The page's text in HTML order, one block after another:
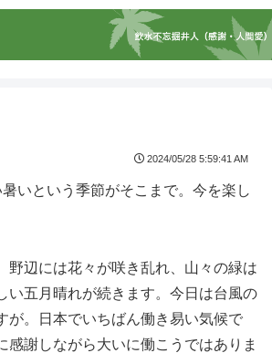
2024/05/28 5:59:41 AM
いという季節がそこまで。今を楽し
野辺には花々が咲き乱れ、山々の緑は
い五月晴れが続きます。今日は台風の
が。日本でいちばん働き易い気候で
感謝しながら大いに働こうではありま